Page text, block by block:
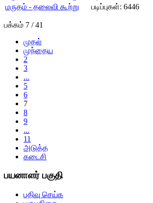
மருதம் - தலைவி கூற்று
படிப்புகள்: 6446
பக்கம் 7 / 41
முதல்
முந்தைய
2
3
...
5
6
7
8
9
...
11
அடுத்த
கடைசி
பயனாளர் பகுதி
பதிவு செய்க